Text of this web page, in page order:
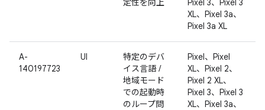
定性を向上
Pixel 3、Pixel 3
XL、Pixel 3a、
Pixel 3a XL
A-
140197723
UI
特定のデバ
イス言語 /
地域モード
での起動時
のループ問
Pixel、Pixel
XL、Pixel 2、
Pixel 2 XL、
Pixel 3、Pixel 3
XL、Pixel 3a、